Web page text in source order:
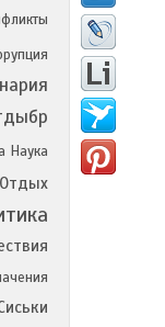
Наука
Отдых